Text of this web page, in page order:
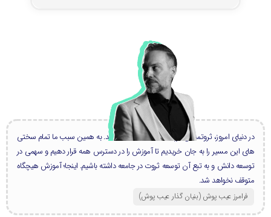
در دنیای امروز، ثروتمندان بزرگ، همه دانشمند هستند. به همین سبب ما تمام سختی
های این مسیر را به جان خریدیم تا آموزش را در دسترس همه قرار دهیم و سهمی در
توسعه دانش و به تبع آن توسعه ثروت در جامعه داشته باشیم. اینجا؛ آموزش هیچگاه
متوقف نخواهد شد.
فرامرز عیب پوش (بنیان گذار عیب پوش​)